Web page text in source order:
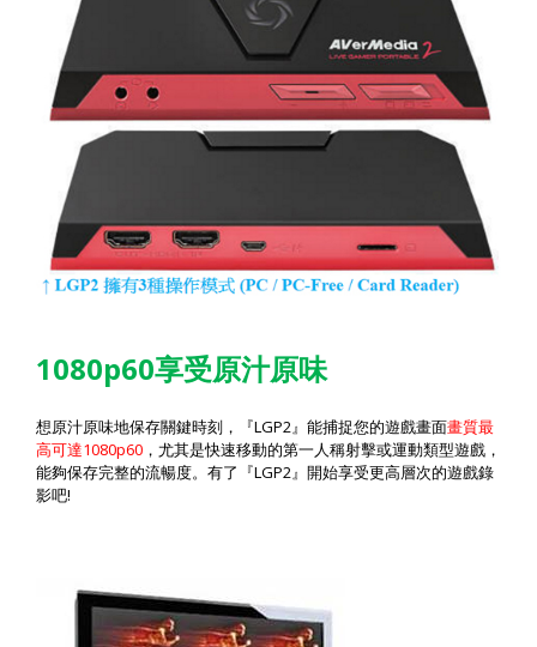
1080p60享受原汁原味
想原汁原味地保存關鍵時刻，『LGP2 』能捕捉您的遊戲畫面畫質最
高可達1080p60 ，尤其是快速移動的第一人稱射擊或運動類型遊戲，
能夠保存完整的流暢度。有了『LGP2 』開始享受更高層次的遊戲錄
影吧!